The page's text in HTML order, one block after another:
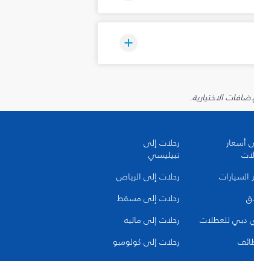
أسعار
السيارات
دبي للعطلات
رحلات إلى
تبيليسي
رحلات إلى الرياض
رحلات إلى مسقط
رحلات إلى ماليه
رحلات إلى كولومبو